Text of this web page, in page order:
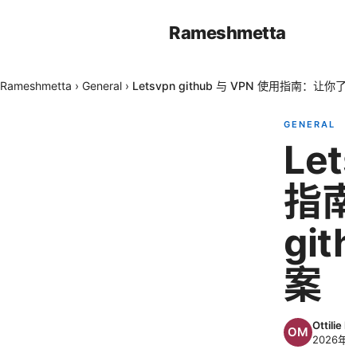
Rameshmetta
Rameshmetta › General › Letsvpn github 与 VPN 使用指南：让你
GENERAL
指
案
Ottilie
2026